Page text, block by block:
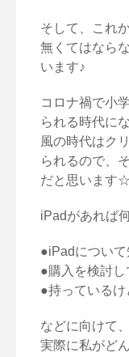
そして、これ
無くてはなら
います♪
コロナ禍で小
られる時代に
風の時代はク
られるので、
だと思います☆
iPadがあれば
●iPadについて
●購入を検討し
●持っているけ
などに向けて、
実際に私がど